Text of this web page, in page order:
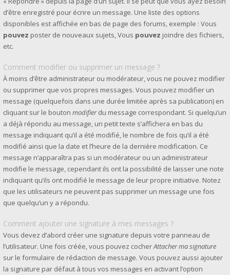
d’être enregistré pour écrire un message. Une liste des options
disponibles est affichée en bas de page des forums, exemple : Vous
pouvez poster de nouveaux sujets, Vous pouvez joindre des fichiers,
etc.
Comment modifier ou supprimer un message ?
À moins d’être administrateur ou modérateur, vous ne pouvez modifier
ou supprimer que vos propres messages. Vous pouvez modifier un
message (quelquefois dans une durée limitée après sa publication) en
cliquant sur le bouton modifierdu message correspondant. Si quelqu’un
a déjà répondu au message, un petit texte s’affichera en bas du
message indiquant qu’il a été modifié, le nombre de fois qu’il a été
modifié ainsi que la date et l’heure de la dernière modification. Ce
message n’apparaîtra pas si un modérateur ou un administrateur
modifie le message, cependant ils ont la possibilité de laisser une note
indiquant qu’ils ont modifié le message de leur propre initiative. Notez
que les utilisateurs ne peuvent pas supprimer un message une fois
que quelqu’un y a répondu.
Comment ajouter une signature à mes messages ?
Vous devez d’abord créer une signature depuis votre panneau de
l’utilisateur. Une fois créée, vous pouvez cocherAttacher ma signature
sur le formulaire de rédaction de message. Vous pouvez aussi ajouter
la signature par défaut à tous vos messages en activant l’option